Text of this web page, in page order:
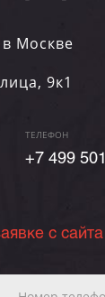
Москве
9к1
ТЕЛЕФОН
+7 499
с сайта